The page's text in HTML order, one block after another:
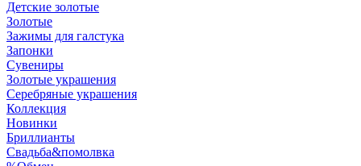
Детские золотые
Золотые
Зажимы для галстука
Запонки
Сувениры
Золотые украшения
Серебряные украшения
Коллекция
Новинки
Бриллианты
Свадьба&помолвка